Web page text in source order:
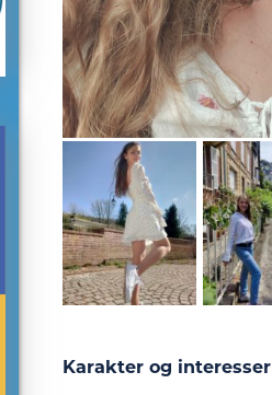
Karakter og interesser